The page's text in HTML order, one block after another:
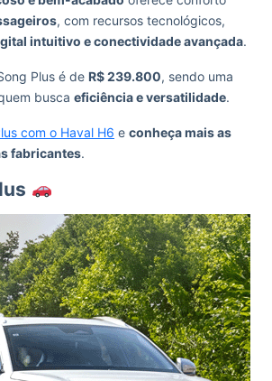
, com recursos tecnológicos,
intuitivo e conectividade avançada.
Plus é de R$ 239.800, sendo uma
busca eficiência e versatilidade.
com o Haval H6 e conheça mais as
fabricantes.